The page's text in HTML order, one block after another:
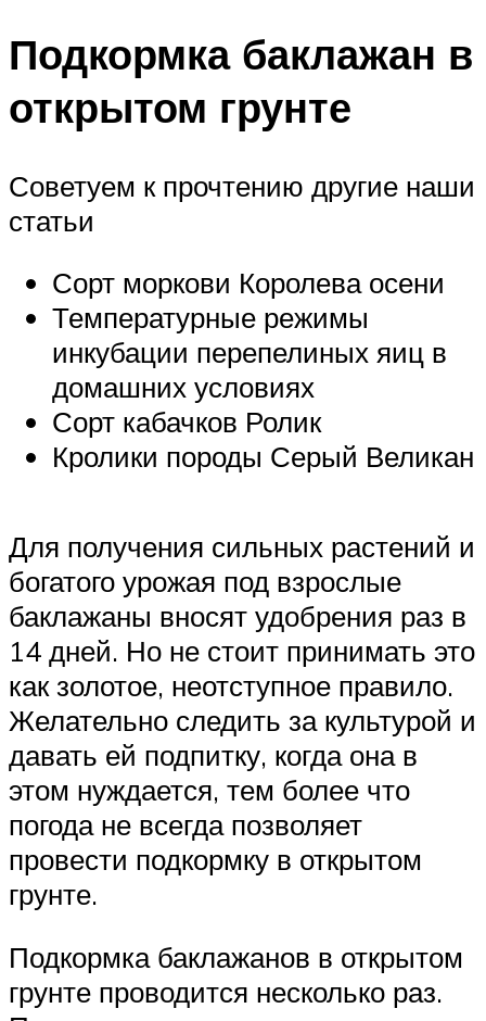
Подкормка баклажан в
открытом грунте
Советуем к прочтению другие наши
статьи
Сорт моркови Королева осени
Температурные режимы
инкубации перепелиных яиц в
домашних условиях
Сорт кабачков Ролик
Кролики породы Серый Великан
Для получения сильных растений и
богатого урожая под взрослые
баклажаны вносят удобрения раз в
14 дней. Но не стоит принимать это
как золотое, неотступное правило.
Желательно следить за культурой и
давать ей подпитку, когда она в
этом нуждается, тем более что
погода не всегда позволяет
провести подкормку в открытом
грунте.
Подкормка баклажанов в открытом
грунте проводится несколько раз.